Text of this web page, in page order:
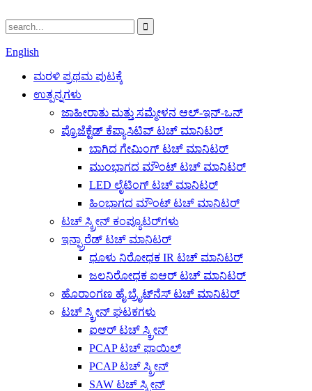
English
ಮರಳಿ ಪ್ರಥಮ ಪುಟಕ್ಕೆ
ಉತ್ಪನ್ನಗಳು
ಜಾಹೀರಾತು ಮತ್ತು ಸಮ್ಮೇಳನ ಆಲ್-ಇನ್-ಒನ್
ಪ್ರೊಜೆಕ್ಟೆಡ್ ಕೆಪ್ಯಾಸಿಟಿವ್ ಟಚ್ ಮಾನಿಟರ್
ಬಾಗಿದ ಗೇಮಿಂಗ್ ಟಚ್ ಮಾನಿಟರ್
ಮುಂಭಾಗದ ಮೌಂಟ್ ಟಚ್ ಮಾನಿಟರ್
LED ಲೈಟಿಂಗ್ ಟಚ್ ಮಾನಿಟರ್
ಹಿಂಭಾಗದ ಮೌಂಟ್ ಟಚ್ ಮಾನಿಟರ್
ಟಚ್ ಸ್ಕ್ರೀನ್ ಕಂಪ್ಯೂಟರ್‌ಗಳು
ಇನ್ಫ್ರಾರೆಡ್ ಟಚ್ ಮಾನಿಟರ್
ಧೂಳು ನಿರೋಧಕ IR ಟಚ್ ಮಾನಿಟರ್
ಜಲನಿರೋಧಕ ಐಆರ್ ಟಚ್ ಮಾನಿಟರ್
ಹೊರಾಂಗಣ ಹೈ ಬ್ರೈಟ್‌ನೆಸ್ ಟಚ್ ಮಾನಿಟರ್
ಟಚ್ ಸ್ಕ್ರೀನ್ ಘಟಕಗಳು
ಐಆರ್ ಟಚ್ ಸ್ಕ್ರೀನ್
PCAP ಟಚ್ ಫಾಯಿಲ್
PCAP ಟಚ್ ಸ್ಕ್ರೀನ್
SAW ಟಚ್ ಸ್ಕ್ರೀನ್